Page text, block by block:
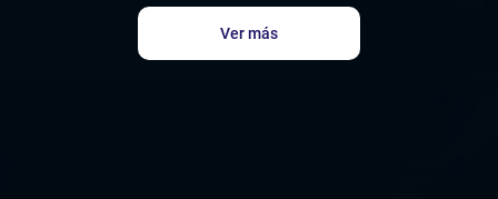
Ver más